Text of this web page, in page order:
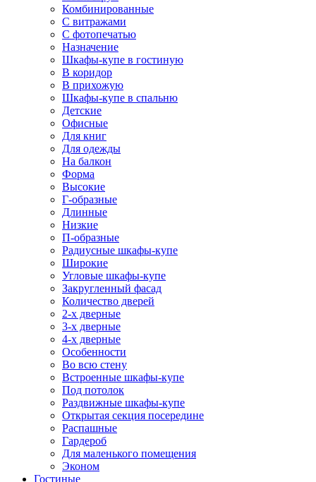
Комбинированные
С витражами
С фотопечатью
Назначение
Шкафы-купе в гостиную
В коридор
В прихожую
Шкафы-купе в спальню
Детские
Офисные
Для книг
Для одежды
На балкон
Форма
Высокие
Г-образные
Длинные
Низкие
П-образные
Радиусные шкафы-купе
Широкие
Угловые шкафы-купе
Закругленный фасад
Количество дверей
2-х дверные
3-х дверные
4-х дверные
Особенности
Во всю стену
Встроенные шкафы-купе
Под потолок
Раздвижные шкафы-купе
Открытая секция посередине
Распашные
Гардероб
Для маленького помещения
Эконом
Гостиные